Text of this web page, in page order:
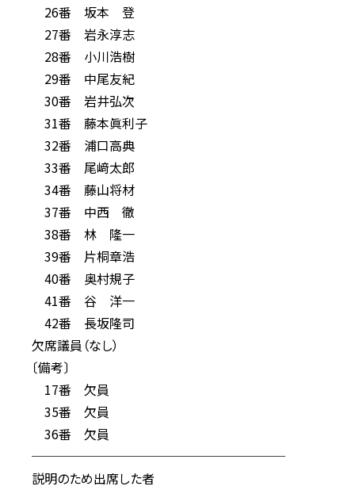
26番 坂本 登
27番 岩永淳志
28番 小川浩樹
29番 中尾友紀
30番 岩井弘次
31番 藤本眞利子
32番 浦口高典
33番 尾﨑太郎
34番 藤山将材
37番 中西 徹
38番 林 隆一
39番 片桐章浩
40番 奥村規子
41番 谷 洋一
42番 長坂隆司
欠席議員（なし）
〔備考〕
17番 欠員
35番 欠員
36番 欠員
────────────────────
説明のため出席した者